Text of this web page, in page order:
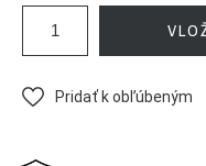
Pridať k obľúbeným